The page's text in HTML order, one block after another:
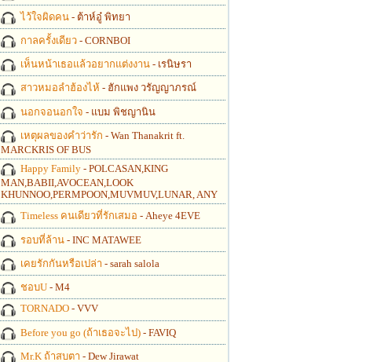
ไว้ใจผิดคน - ต้าห์อู๋ พิทยา
กาลครั้งเดียว - CORNBOI
เห็นหน้าเธอแล้วอยากแต่งงาน - เรนิษรา
สาวหมอลำฮ้องไห้ - ฮักแพง วรัญญาภรณ์
นอกจอนอกใจ - แบม พิชญานิน
เหตุผลของคำว่ารัก - Wan Thanakrit ft.
MARCKRIS OF BUS
Happy Family - POLCASAN,KING
MAN,BABII,AVOCEAN,LOOK
KHUNNOO,PERMPOON,MUVMUV,LUNAR, ANY
Timeless คนเดียวที่รักเสมอ - Aheye 4EVE
รอบที่ล้าน - INC MATAWEE
เคยรักกันหรือเปล่า - sarah salola
ชอบU - M4
TORNADO - VVV
Before you go (ถ้าเธอจะไป) - FAVIQ
Mr.K ถ้าสบตา - Dew Jirawat